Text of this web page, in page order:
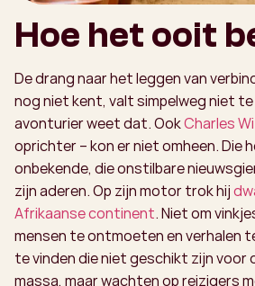
Hoe het ooit
De drang naar het leggen van
nog niet kent, valt simpelweg niet te
avonturier weet dat. OokCharles
oprichter – kon er niet omheen. Die
onbekende, die onstilbare
zijn aderen. Op zijn motor trok hij
Afrikaanse continent. Niet om
mensen te ontmoeten en verhalen
te vinden die niet geschikt zijn
massa, maar wachten op reizigers